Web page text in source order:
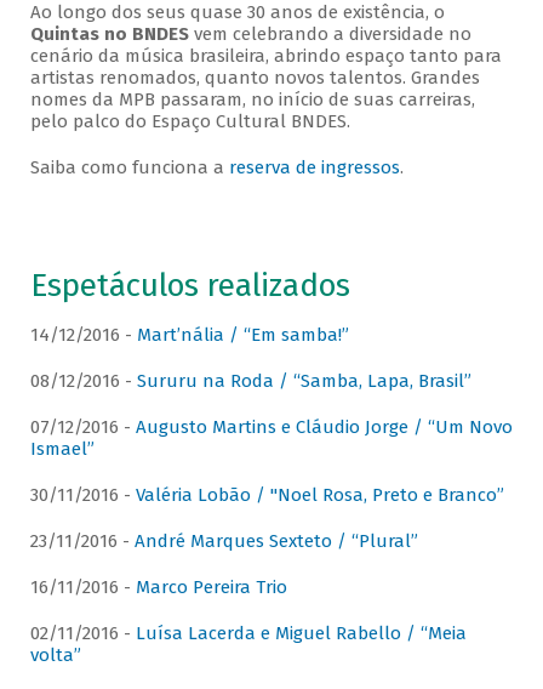
Ao longo dos seus quase 30 anos de existência, o
Quintas no BNDESvem celebrando a diversidade no
cenário da música brasileira, abrindo espaço tanto para
artistas renomados, quanto novos talentos. Grandes
nomes da MPB passaram, no início de suas carreiras,
pelo palco do Espaço Cultural BNDES.
Saiba como funciona a reserva de ingressos.
Espetáculos realizados
14/12/2016 - Mart’nália / “Em samba!”
08/12/2016 - Sururu na Roda / “Samba, Lapa, Brasil”
07/12/2016 - Augusto Martins e Cláudio Jorge / “Um Novo
Ismael”
30/11/2016 - Valéria Lobão / "Noel Rosa, Preto e Branco”
23/11/2016 - André Marques Sexteto / “Plural”
16/11/2016 - Marco Pereira Trio
02/11/2016 - Luísa Lacerda e Miguel Rabello / “Meia
volta”